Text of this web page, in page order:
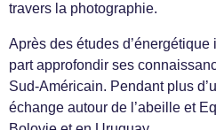
travers la photographie.
Après des études d’énergétique
part approfondir ses
Sud-Américain. Pendant plus
échange autour de l’abeille et